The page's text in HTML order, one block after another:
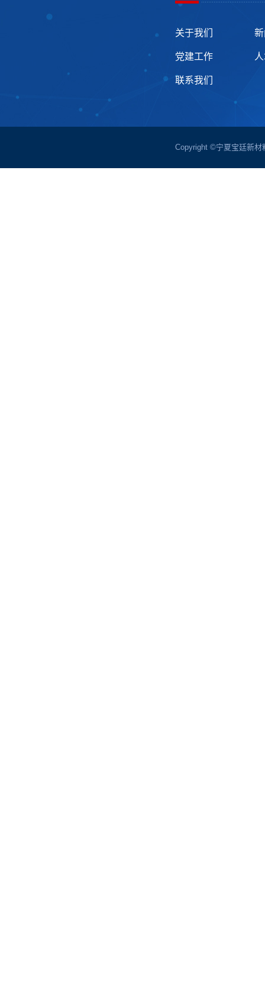
关于我们
党建工作
联系我们
Copyright ©宁夏宝廷新材